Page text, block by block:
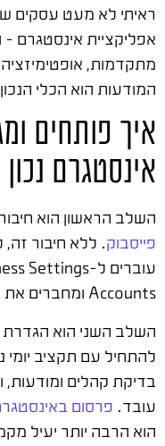
ראיתי לא מעט עסקים
אפליקציית אינסטגרם
מתקדמות, אופטימיזציה
המודעות הוא הכלי
איך פותחים
אינסטגרם נכון
השלב הראשון הוא
פייסבוק. ללא חיבור
Accounts ומחברים את החשבון.
השלב השני הוא
בדיקת קהלים
עובד. פרסום
הוא הרבה יותר יעיל